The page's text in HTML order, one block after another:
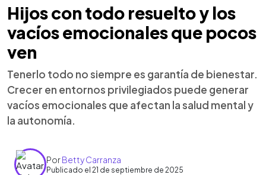
Hijos con todo resuelto y los
vacíos emocionales que pocos
ven
Tenerlo todo no siempre es garantía de bienestar.
Crecer en entornos privilegiados puede generar
vacíos emocionales que afectan la salud mental y
la autonomía.
PorBetty Carranza
Publicado el 21 de septiembre de 2025